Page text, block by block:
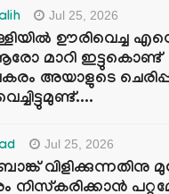
Jul 25, 2026
ഊരിവെച്ച
മാറി ഇട്ടുകൊണ്ട്
അയാളുടെ
Jul 25, 2026
വിളിക്കുന്നതിനു
നിസ്കരിക്കാൻ